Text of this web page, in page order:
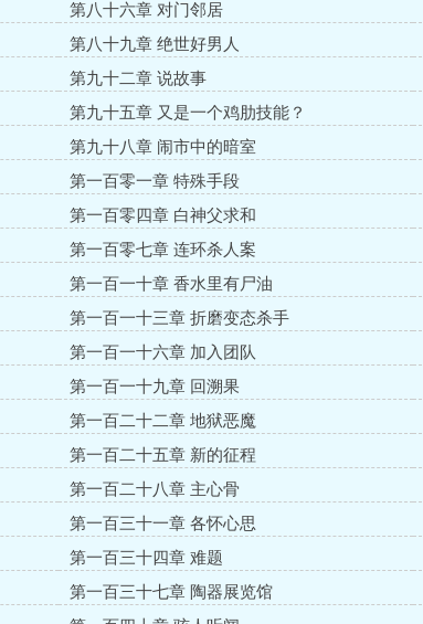
第八十六章 对门邻居
第八十九章 绝世好男人
第九十二章 说故事
第九十五章 又是一个鸡肋技能？
第九十八章 闹市中的暗室
第一百零一章 特殊手段
第一百零四章 白神父求和
第一百零七章 连环杀人案
第一百一十章 香水里有尸油
第一百一十三章 折磨变态杀手
第一百一十六章 加入团队
第一百一十九章 回溯果
第一百二十二章 地狱恶魔
第一百二十五章 新的征程
第一百二十八章 主心骨
第一百三十一章 各怀心思
第一百三十四章 难题
第一百三十七章 陶器展览馆